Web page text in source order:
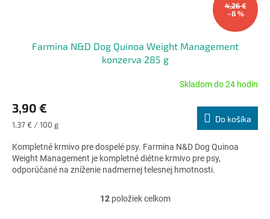
4,26 €
–8 %
Farmina N&D Dog Quinoa Weight Management
konzerva 285 g
produktu
5,0
z
5
hviezdičiek.
Skladom do 24 hodín
3,90 €
Jednotková
1,37 € / 100 g
Do košíka
Kompletné krmivo pre dospelé psy. Farmina N&D Dog Quinoa
Weight Management je kompletné diétne krmivo pre psy,
odporúčané na zníženie nadmernej telesnej hmotnosti.
O
12položiek celkom